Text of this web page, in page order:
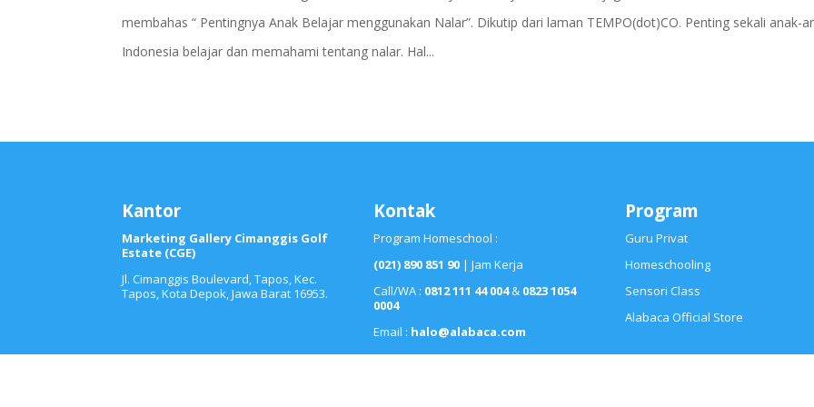
membahas “ Pentingnya Anak Belajar menggunakan Nalar”. Dikutip dari laman TEMPO(dot)CO. Penting sekali anak-
Indonesia belajar dan memahami tentang nalar. Hal...
Kantor
Marketing Gallery Cimanggis Golf
Estate (CGE)
Jl. Cimanggis Boulevard, Tapos, Kec.
Tapos, Kota Depok, Jawa Barat 16953.
Kontak
Program Homeschool :
(021) 890 851 90 | Jam Kerja
Call/WA : 0812 111 44 004& 0823 1054
0004
Email : halo@alabaca.com
Program
Guru Privat
Homeschooling
Sensori Class
Alabaca Official Store